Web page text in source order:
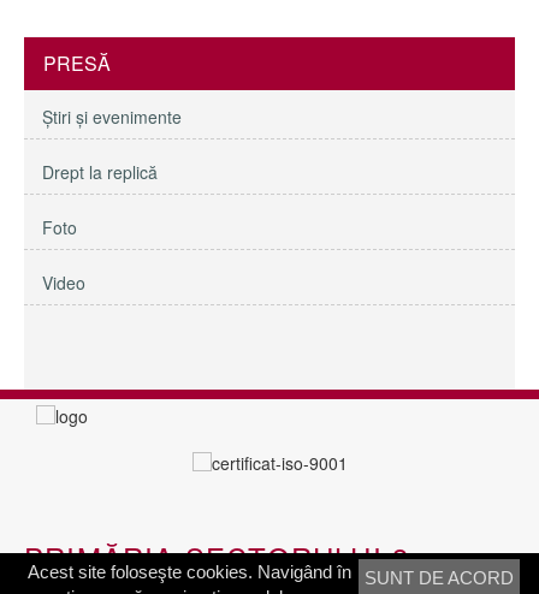
PRESĂ
Ştiri şi evenimente
Drept la replică
Foto
Video
PRIMĂRIA SECTORULUI 3SUNT DE ACORD
Acest site foloseşte cookies. Navigând în